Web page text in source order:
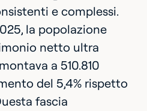
e complessi.
la popolazione
netto ultra
a 510.810
del 5,4% rispetto
fascia